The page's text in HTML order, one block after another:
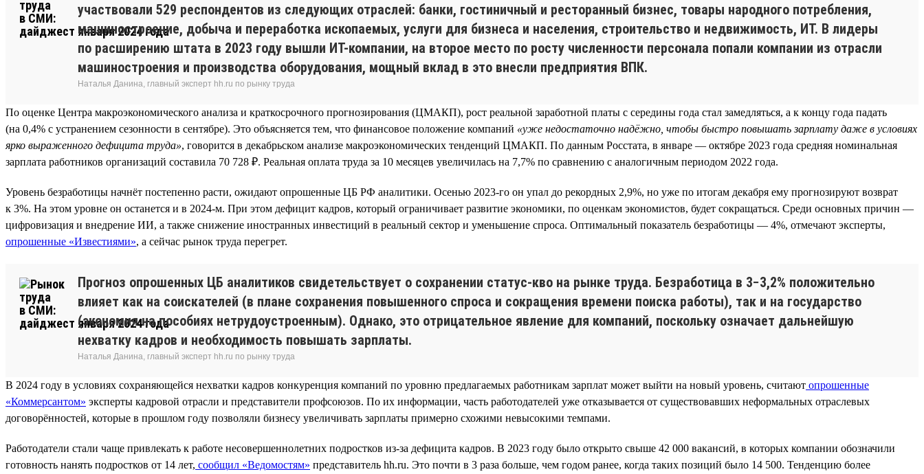
участвовали 529 респондентов из следующих отраслей: банки, гостиничный и ресторанный бизнес, товары народного потребления,
машиностроение, добыча и переработка ископаемых, услуги для бизнеса и населения, строительство и недвижимость, ИТ. В лидеры
по расширению штата в 2023 году вышли ИТ-компании, на второе место по росту численности персонала попали компании из отрасли
машиностроения и производства оборудования, мощный вклад в это внесли предприятия ВПК.
Наталья Данина, главный эксперт hh.ru по рынку труда
По оценке Центра макроэкономического анализа и краткосрочного прогнозирования (ЦМАКП), рост реальной заработной платы с середины года стал замедляться, а к концу года падать
(на 0,4% с устранением сезонности в сентябре). Это объясняется тем, что финансовое положение компаний «уже недостаточно надёжно, чтобы быстро повышать зарплату даже в условиях
ярко выраженного дефицита труда», говорится в декабрьском анализе макроэкономических тенденций ЦМАКП. По данным Росстата, в январе — октябре 2023 года средняя номинальная
зарплата работников организаций составила 70 728 ₽. Реальная оплата труда за 10 месяцев увеличилась на 7,7% по сравнению с аналогичным периодом 2022 года.
Уровень безработицы начнёт постепенно расти, ожидают опрошенные ЦБ РФ аналитики. Осенью 2023-го он упал до рекордных 2,9%, но уже по итогам декабря ему прогнозируют возврат
к 3%. На этом уровне он останется и в 2024-м. При этом дефицит кадров, который ограничивает развитие экономики, по оценкам экономистов, будет сокращаться. Среди основных причин —
цифровизация и внедрение ИИ, а также снижение иностранных инвестиций в реальный сектор и уменьшение спроса. Оптимальный показатель безработицы — 4%, отмечают эксперты,
опрошенные «Известиями», а сейчас рынок труда перегрет.
Прогноз опрошенных ЦБ аналитиков свидетельствует о сохранении статус-кво на рынке труда. Безработица в 3−3,2% положительно
влияет как на соискателей (в плане сохранения повышенного спроса и сокращения времени поиска работы), так и на государство
(экономия на пособиях нетрудоустроенным). Однако, это отрицательное явление для компаний, поскольку означает дальнейшую
нехватку кадров и необходимость повышать зарплаты.
Наталья Данина, главный эксперт hh.ru по рынку труда
В 2024 году в условиях сохраняющейся нехватки кадров конкуренция компаний по уровню предлагаемых работникам зарплат может выйти на новый уровень, считают опрошенные
«Коммерсантом» эксперты кадровой отрасли и представители профсоюзов. По их информации, часть работодателей уже отказывается от существовавших неформальных отраслевых
договорённостей, которые в прошлом году позволяли бизнесу увеличивать зарплаты примерно схожими невысокими темпами.
Работодатели стали чаще привлекать к работе несовершеннолетних подростков из-за дефицита кадров. В 2023 году было открыто свыше 42 000 вакансий, в которых компании обозначили
готовность нанять подростков от 14 лет, сообщил «Ведомостям» представитель hh.ru. Это почти в 3 раза больше, чем годом ранее, когда таких позиций было 14 500. Тенденцию более